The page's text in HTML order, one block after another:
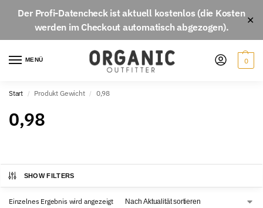
Der Profi-Datencheckist aktuell kostenlos(die Kosten
werden im Checkout automatisch abgezogen).
✕
MENÜ 0
Start / Produkt Gewicht / 0,98
0,98
SHOW FILTERS
Einzelnes Ergebnis wird angezeigt